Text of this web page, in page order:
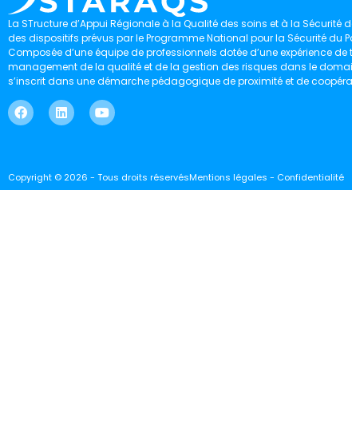
La STructure d’Appui Régionale à la Qualité des soins et à la Sécurité
des dispositifs prévus par le Programme National pour la Sécurité du
Composée d’une équipe de professionnels dotée d’une expérience de
management de la qualité et de la gestion des risques dans le
s’inscrit dans une démarche pédagogique de proximité et de
Copyright © 2026 - Tous droits réservésMentions légales - Confidentialité